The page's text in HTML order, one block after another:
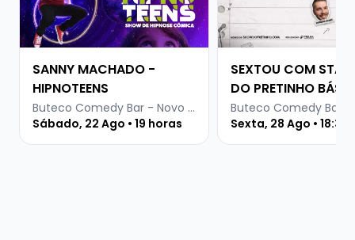
SANNY MACHADO -
HIPNOTEENS
Buteco Comedy Bar - Novo Hamburgo
Sábado, 22 Ago • 19 horas
SEXTOU COM
DO PRETINHO
Sexta, 28 Ago • 18:30